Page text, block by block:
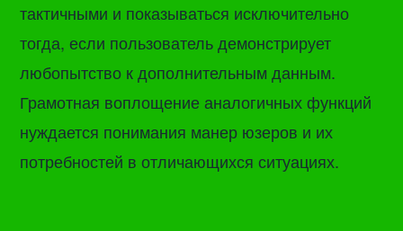
тактичными и показываться исключительно
тогда, если пользователь демонстрирует
любопытство к дополнительным данным.
Грамотная воплощение аналогичных функций
нуждается понимания манер юзеров и их
потребностей в отличающихся ситуациях.